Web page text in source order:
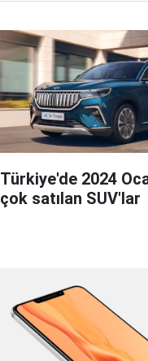
Türkiye'de 2024
çok satılan SUV'lar